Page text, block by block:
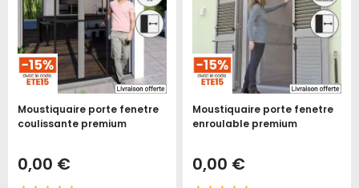
Moustiquaire porte fenetre
coulissante premium
0,00 €
Moustiquaire porte fenetre
enroulable premium
0,00 €